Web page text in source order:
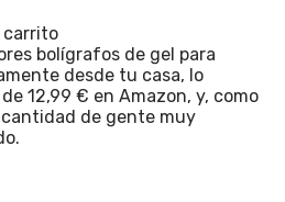
carrito
bolígrafos de gel para
desde tu casa, lo
12,99 € en Amazon, y, como
de gente muy